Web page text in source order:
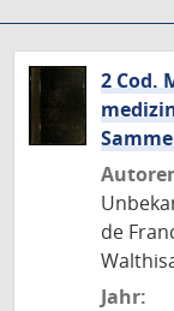
2 Cod.
de
Jahr: